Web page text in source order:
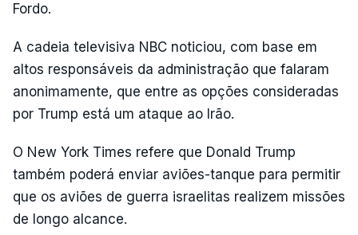
Fordo.
A cadeia televisiva NBC noticiou, com base em
altos responsáveis da administração que falaram
anonimamente, que entre as opções consideradas
por Trump está um ataque ao Irão.
O New York Times refere que Donald Trump
também poderá enviar aviões-tanque para permitir
que os aviões de guerra israelitas realizem missões
de longo alcance.